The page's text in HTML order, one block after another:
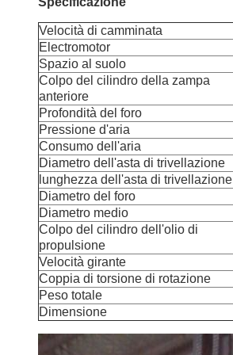
Velocità di camminata
Electromotor
Spazio al suolo
Colpo del cilindro della zampa
anteriore
Profondità del foro
Pressione d'aria
Consumo dell'aria
Diametro dell'asta di trivellazione
lunghezza dell'asta di trivellazione
Diametro del foro
Diametro medio
Colpo del cilindro dell'olio di
propulsione
Velocità girante
Coppia di torsione di rotazione
Peso totale
Dimensione